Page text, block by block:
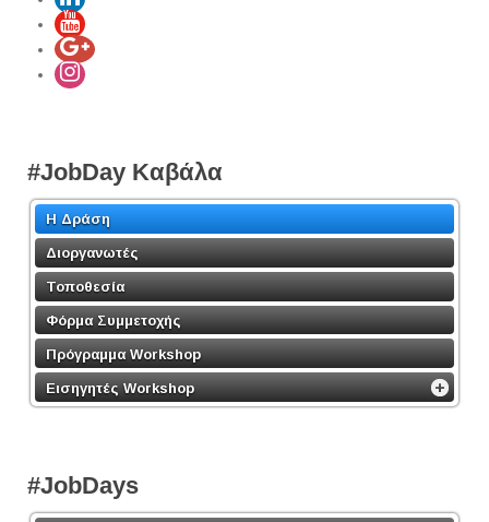
#JobDay Καβάλα
Η Δράση
Διοργανωτές
Τοποθεσία
Φόρμα Συμμετοχής
Πρόγραμμα Workshop
Εισηγητές Workshop
#JobDays